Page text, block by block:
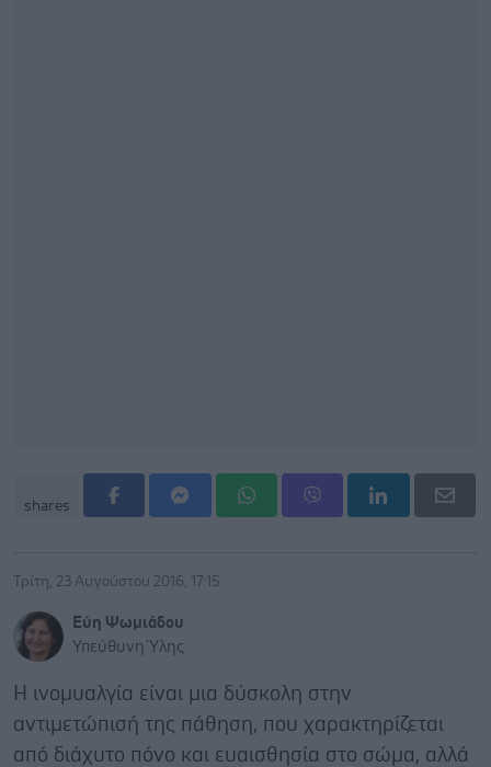
shares
Τρίτη, 23 Αυγούστου 2016, 17:15
Εύη Ψωμιάδου
Υπεύθυνη Ύλης
Η ινομυαλγία είναι μια δύσκολη στην
αντιμετώπισή της πάθηση, που χαρακτηρίζεται
από διάχυτο πόνο και ευαισθησία στο σώμα, αλλά